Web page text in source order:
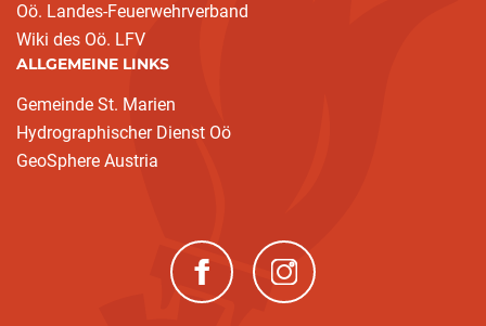
Oö. Landes-Feuerwehrverband
Wiki des Oö. LFV
ALLGEMEINE LINKS
Gemeinde St. Marien
Hydrographischer Dienst Oö
GeoSphere Austria
(neues Fenster)(neues Fenster)